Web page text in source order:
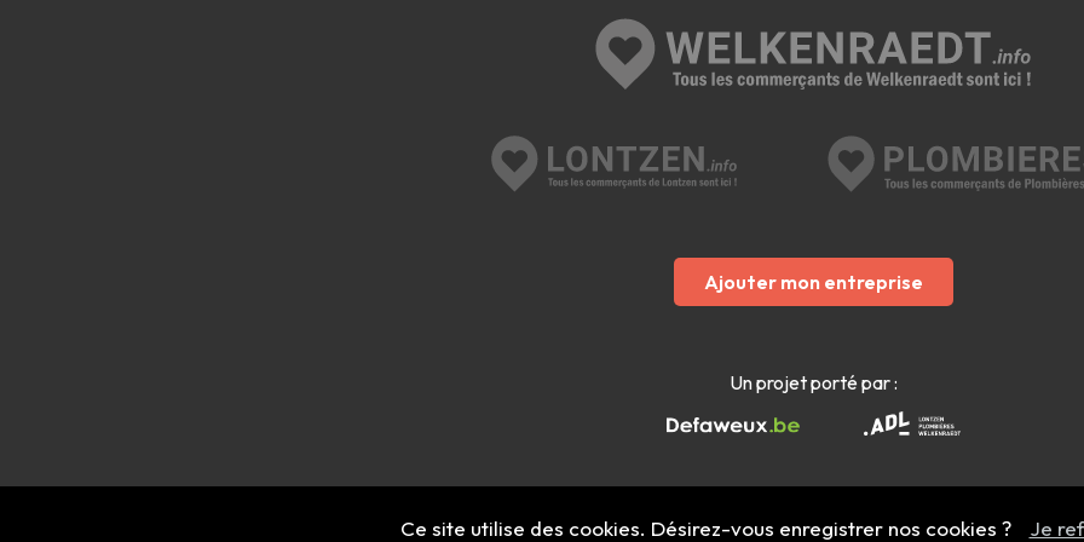
Ajouter mon entreprise
Un projet porté par :
Mentions légales- Copyright 2022 - 2026 welkenraedt.info
Ce site utilise des cookies. Désirez-vous enregistrer nos cookies ? Je